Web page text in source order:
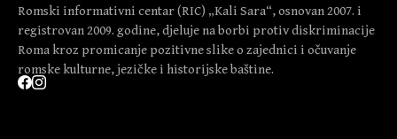
Romski informativni centar (RIC) „Kali Sara“, osnovan 2007. i
registrovan 2009. godine, djeluje na borbi protiv diskriminacije
Roma kroz promicanje pozitivne slike o zajednici i očuvanje
romske kulturne, jezičke i historijske baštine.